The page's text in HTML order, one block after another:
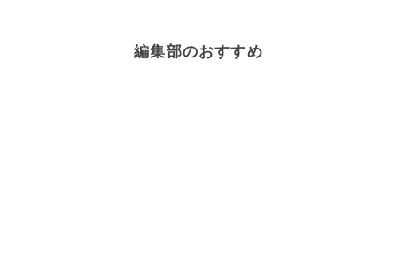
編集部のおすすめ